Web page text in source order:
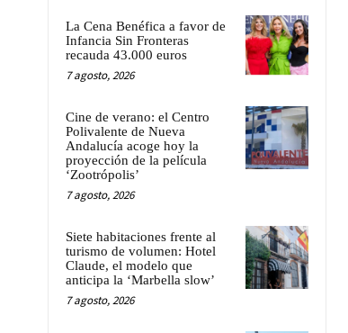
La Cena Benéfica a favor de
Infancia Sin Fronteras
recauda 43.000 euros
7 agosto, 2026
Cine de verano: el Centro
Polivalente de Nueva
Andalucía acoge hoy la
proyección de la película
‘Zootrópolis’
7 agosto, 2026
Siete habitaciones frente al
turismo de volumen: Hotel
Claude, el modelo que
anticipa la ‘Marbella slow’
7 agosto, 2026